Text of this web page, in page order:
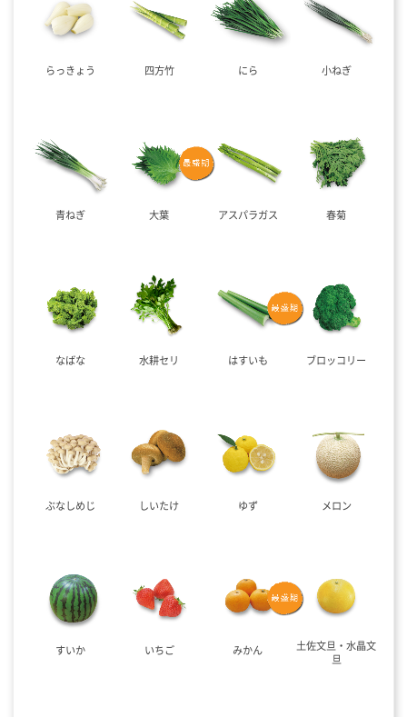
らっきょう 四方竹 にら 小ねぎ
青ねぎ 大葉 アスパラガス 春菊
なばな 水耕セリ はすいも ブロッコリー
ぶなしめじ しいたけ ゆず メロン
すいか いちご みかん
土佐文旦・水晶文
旦